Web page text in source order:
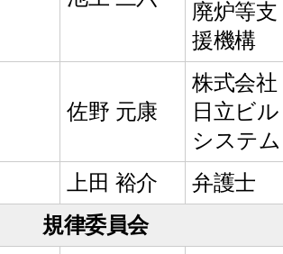
廃炉等支
援機構
佐野 元康
株式会社
日立ビル
システム
上田 裕介
弁護士
規律委員会